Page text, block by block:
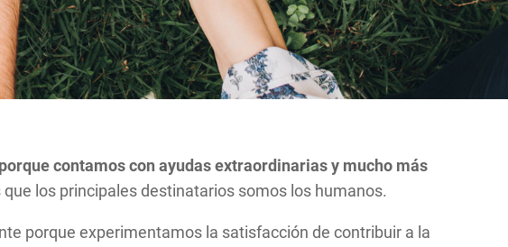
contamos con ayudas extraordinarias y mucho más
los principales destinatarios somos los humanos.
porque experimentamos la satisfacción de contribuir a la